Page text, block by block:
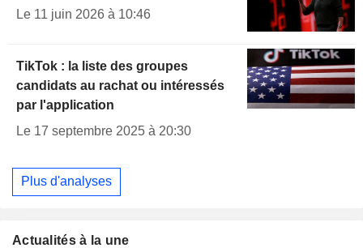
Le 11 juin 2026 à 10:46
TikTok : la liste des groupes
candidats au rachat ou intéressés
par l'application
Le 17 septembre 2025 à 20:30
Plus d'analyses
Actualités à la une